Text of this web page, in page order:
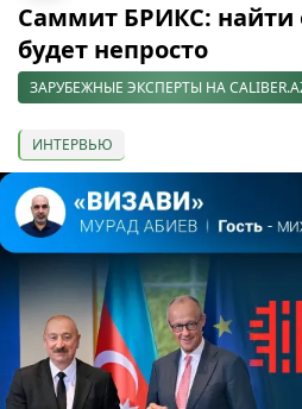
Саммит БРИКС:
будет непросто
ЗАРУБЕЖНЫЕ ЭКСПЕРТЫ НА
ИНТЕРВЬЮ